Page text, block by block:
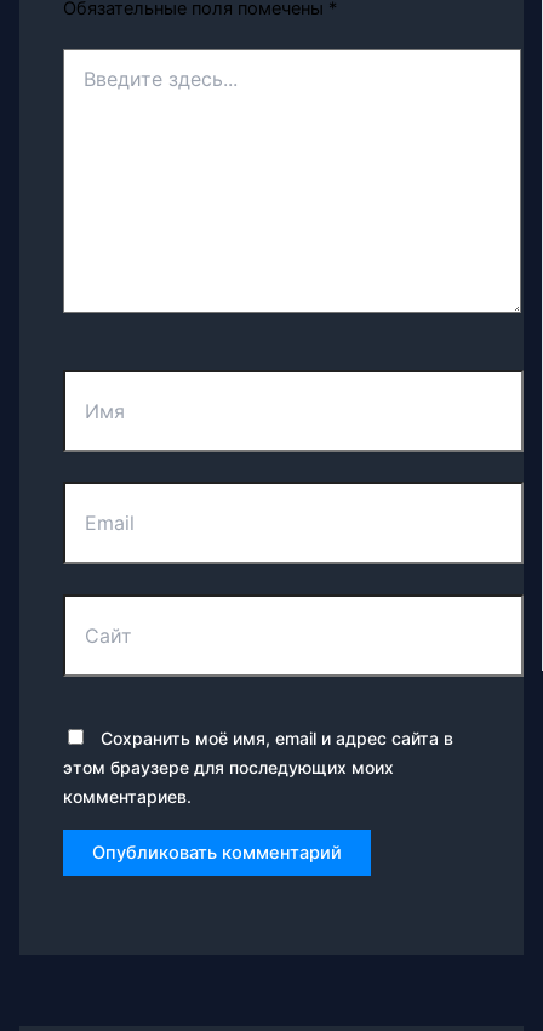
Обязательные поля помечены *
здесь...
Сохранить моё имя, email и адрес сайта в
этом браузере для последующих моих
комментариев.